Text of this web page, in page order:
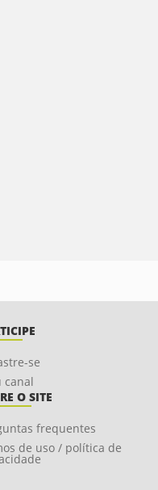
se
canal
O SITE
frequentes
de uso / política de